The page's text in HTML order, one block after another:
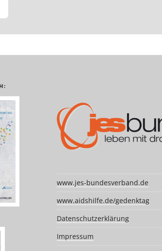
www.jes-bundesverband.de
www.aidshilfe.de/gedenktag
Datenschutzerklärung
Impressum